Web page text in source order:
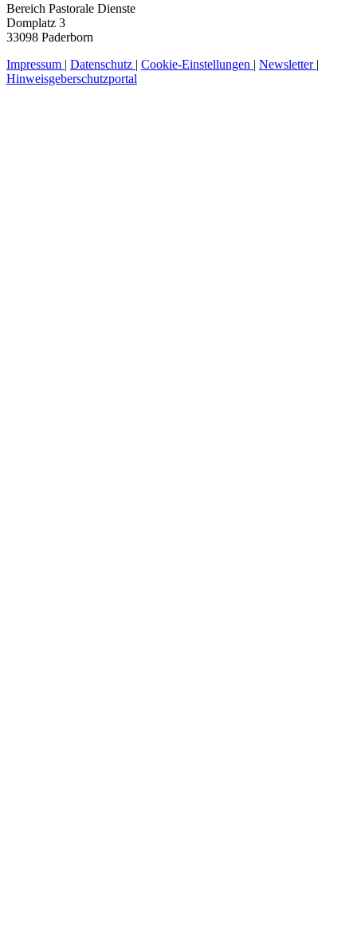
Bereich Pastorale Dienste
Domplatz 3
33098 Paderborn
Impressum | Datenschutz | Cookie-Einstellungen | Newsletter |
Hinweisgeberschutzportal